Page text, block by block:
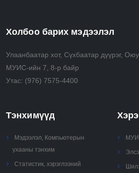
Холбоо барих мэдээлэл
Улаанбаатар хот, Сүхбаатар дүүрэг,
МУИС-ийн 7, 8-р байр
Утас: (976) 7575-4400
Тэнхимүүд
Мэдээлэл, Компьютерын
ухааны тэнхим
Статистик, хэрэглээний